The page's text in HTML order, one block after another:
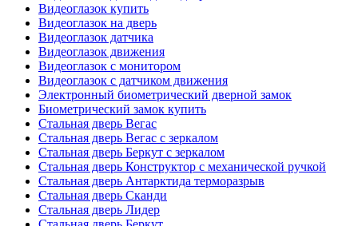
Видеоглазок купить
Видеоглазок на дверь
Видеоглазок датчика
Видеоглазок движения
Видеоглазок с монитором
Видеоглазок с датчиком движения
Электронный биометрический дверной замок
Биометрический замок купить
Стальная дверь Вегас
Стальная дверь Вегас с зеркалом
Стальная дверь Беркут с зеркалом
Стальная дверь Конструктор с механической ручкой
Стальная дверь Антарктида терморазрыв
Стальная дверь Сканди
Стальная дверь Лидер